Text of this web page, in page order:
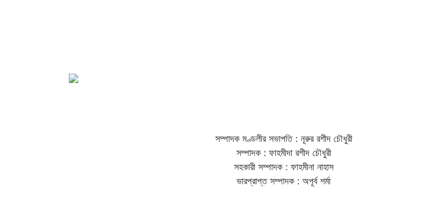
সম্পাদক মণ্ডলীর সভাপতি : নূরুর রশীদ চৌধুরী
সম্পাদক : ফাহমীদা রশীদ চৌধুরী
সহকারী সম্পাদক : ফাহমীনা নাহাস
ভারপ্রাপ্ত সম্পাদক : অপূর্ব শর্মা